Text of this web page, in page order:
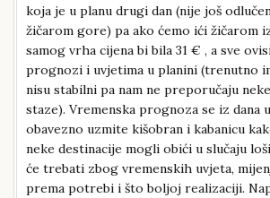
koja je u planu drugi dan (nije još
žičarom gore) pa ako ćemo ići žičarom
samog vrha cijena bi bila 31 € , a sve
prognozi i uvjetima u planini (trenutno
nisu stabilni pa nam ne preporučaju
staze). Vremenska prognoza se iz dana
obavezno uzmite kišobran i kabanicu
neke destinacije mogli obići u slučaju
će trebati zbog vremenskih uvjeta,
prema potrebi i što boljoj realizaciji.